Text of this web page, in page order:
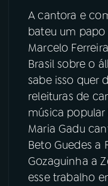
07ÚLTIMAS
08 FESTIVAL DE
ACOMPANHE A RÁDIO
YouTube
Instagram
A cantora e
bateu um
Marcelo
Brasil sobre o
sabe isso quer
releituras de
música popular
Maria Gadu
Beto Guedes a
Gozaguinha a
esse trabalho